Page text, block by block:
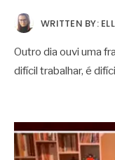
WRITTEN BY:
Outro dia ouvi uma
difícil trabalhar, é